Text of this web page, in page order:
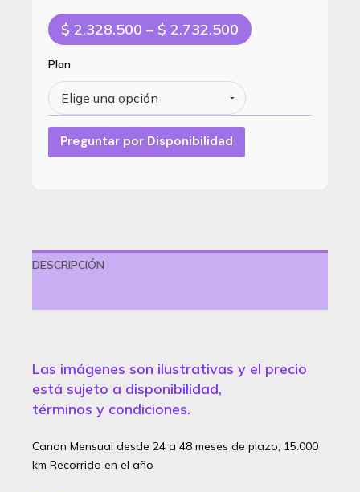
$ 2.328.500 – $ 2.732.500 Price
range:
$ 2.732.500
Plan
Preguntar por Disponibilidad
DESCRIPCIÓN
Las imágenes son ilustrativas y el precio
está sujeto a disponibilidad,
términos y condiciones.
Canon Mensual desde 24 a 48 meses de plazo, 15.000
km Recorrido en el año